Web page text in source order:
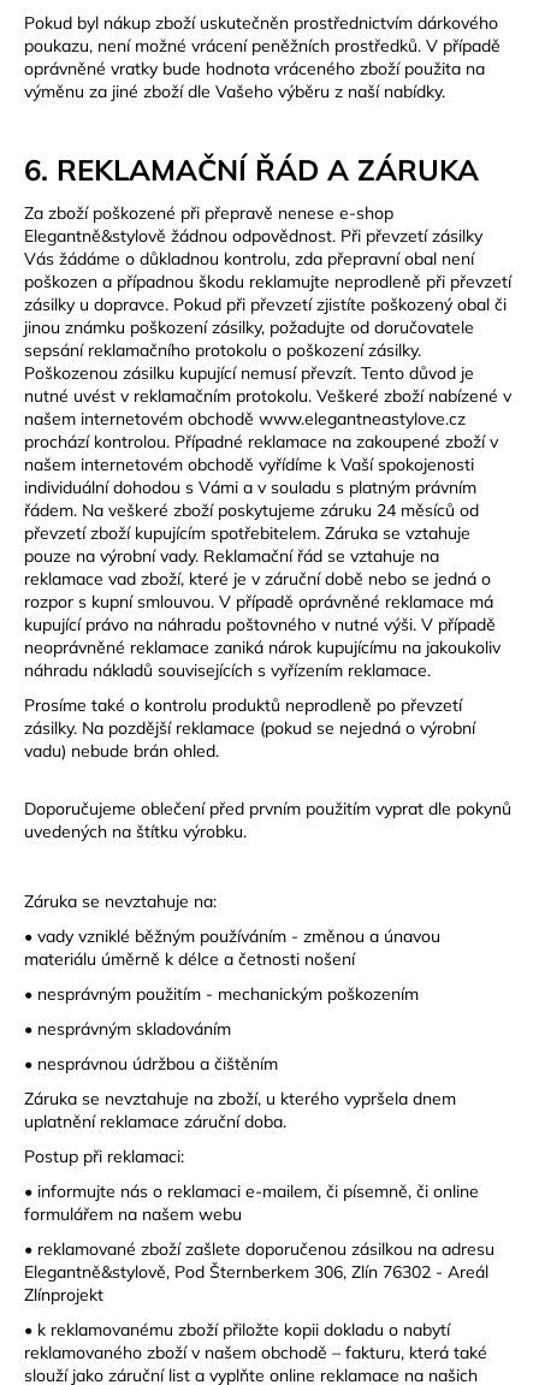
Pokud byl nákup zboží uskutečněn prostřednictvím dárkového
poukazu, není možné vrácení peněžních prostředků. V případě
oprávněné vratky bude hodnota vráceného zboží použita na
výměnu za jiné zboží dle Vašeho výběru z naší nabídky.
6. REKLAMAČNÍ ŘÁD A ZÁRUKA
Za zboží poškozené při přepravě nenese e-shop
Elegantně&stylově žádnou odpovědnost. Při převzetí zásilky
Vás žádáme o důkladnou kontrolu, zda přepravní obal není
poškozen a případnou škodu reklamujte neprodleně při převzetí
zásilky u dopravce. Pokud při převzetí zjistíte poškozený obal či
jinou známku poškození zásilky, požadujte od doručovatele
sepsání reklamačního protokolu o poškození zásilky.
Poškozenou zásilku kupující nemusí převzít. Tento důvod je
nutné uvést v reklamačním protokolu. Veškeré zboží nabízené v
našem internetovém obchodě www.elegantneastylove.cz
prochází kontrolou. Případné reklamace na zakoupené zboží v
našem internetovém obchodě vyřídíme k Vaší spokojenosti
individuální dohodou s Vámi a v souladu s platným právním
řádem. Na veškeré zboží poskytujeme záruku 24 měsíců od
převzetí zboží kupujícím spotřebitelem. Záruka se vztahuje
pouze na výrobní vady. Reklamační řád se vztahuje na
reklamace vad zboží, které je v záruční době nebo se jedná o
rozpor s kupní smlouvou. V případě oprávněné reklamace má
kupující právo na náhradu poštovného v nutné výši. V případě
neoprávněné reklamace zaniká nárok kupujícímu na jakoukoliv
náhradu nákladů souvisejících s vyřízením reklamace.
Prosíme také o kontrolu produktů neprodleně po převzetí
zásilky. Na pozdější reklamace (pokud se nejedná o výrobní
vadu) nebude brán ohled.
Doporučujeme oblečení před prvním použitím vyprat dle pokynů
uvedených na štítku výrobku.
Záruka se nevztahuje na:
• vady vzniklé běžným používáním - změnou a únavou
materiálu úměrně k délce a četnosti nošení
• nesprávným použitím - mechanickým poškozením
• nesprávným skladováním
• nesprávnou údržbou a čištěním
Záruka se nevztahuje na zboží, u kterého vypršela dnem
uplatnění reklamace záruční doba.
Postup při reklamaci:
• informujte nás o reklamaci e-mailem, či písemně, či online
formulářem na našem webu
• reklamované zboží zašlete doporučenou zásilkou na adresu
Elegantně&stylově, Pod Šternberkem 306, Zlín 76302 - Areál
Zlínprojekt
• k reklamovanému zboží přiložte kopii dokladu o nabytí
reklamovaného zboží v našem obchodě – fakturu, která také
slouží jako záruční list a vyplňte online reklamace na našich